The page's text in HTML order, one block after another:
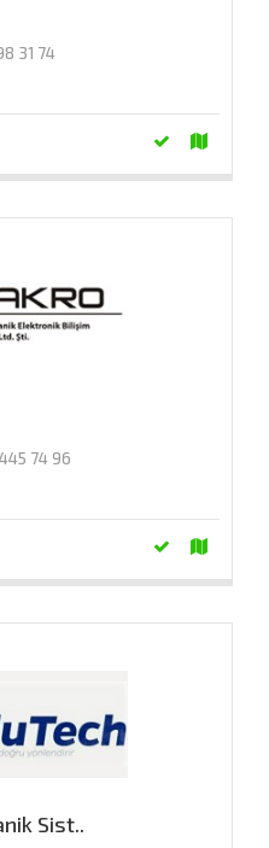
31 74
74 96
Sist..